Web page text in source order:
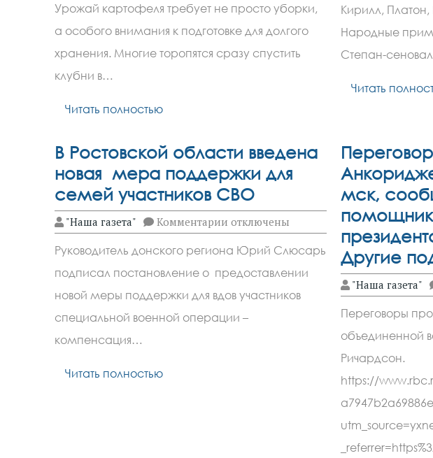
сохранить
урожай
картофеля
до
весны
Урожай картофеля требует не просто уборки,
а особого внимания к подготовке для долгого
хранения. Многие торопятся сразу спустить
клубни в…
Читать полностью
Кирилл,
Народные
Степан-
Читать
В Ростовской области введена
новая мера поддержки для
семей участников СВО
"Наша газета" Комментариик
записи
Ростовской
области
введена
новая
мера
поддержки
отключены
Руководитель донского региона Юрий Слюсарь
подписал постановление о предоставлении
новой меры поддержки для вдов участников
специальной военной операции –
компенсация…
Читать полностью
мск,
Другие
"Наша газета"
Переговоры
объединенной
Ричардсон.
https://